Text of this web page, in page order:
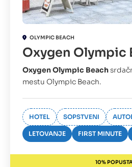
OLYMPIC BEACH
Oxygen Olympic
Oxygen Olympic Beach
mestu Olympic Beach.
HOTEL SOPSTVENI
LETOVANJE FIRST MINUTE
10%